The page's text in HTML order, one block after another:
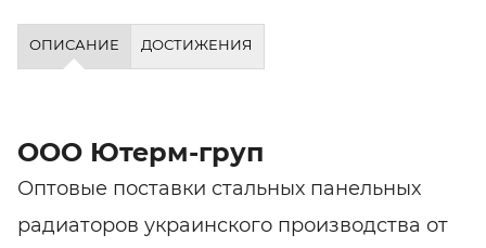
ОПИСАНИЕ ДОСТИЖЕНИЯ
ООО Ютерм-груп
Оптовые поставки стальных панельных
радиаторов украинского производства от